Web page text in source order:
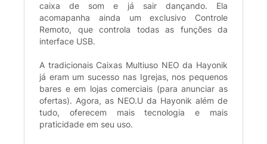
caixa de som e já sair dançando. Ela
acomapanha ainda um exclusivo Controle
Remoto, que controla todas as funções da
interface USB.
A tradicionais Caixas Multiuso NEO da Hayonik
já eram um sucesso nas Igrejas, nos pequenos
bares e em lojas comerciais (para anunciar as
ofertas). Agora, as NEO.U da Hayonik além de
tudo, oferecem mais tecnologia e mais
praticidade em seu uso.